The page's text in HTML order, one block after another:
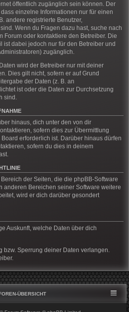
öffentlich zugänglich sein können. Der
einzelne Informationen nur für einen
andere registrierte Benutzer,
Wenn du Fragen dazu hast, suche nach
Forum oder kontaktiere den Betreiber. Die
ist dabei jedoch nur für den Betreiber und
zugänglich.
wird der Betreiber nur mit deiner
Dies gilt nicht, sofern er auf Grund
der Daten (z. B. an
ist oder die Daten zur Durchsetzung
sind.
hinaus, dich unter den von dir
sofern dies zur Übermittlung
erforderlich ist. Darüber hinaus dürfen
sofern du dies in deinem
der Seiten, die die phpBB-Software
anderen Bereichen seiner Software weitere
wird er dich darüber gesondert
Auskunft, welche Daten über dich
bzw. Sperrung deiner Daten verlangen.
ÜBERSICHT